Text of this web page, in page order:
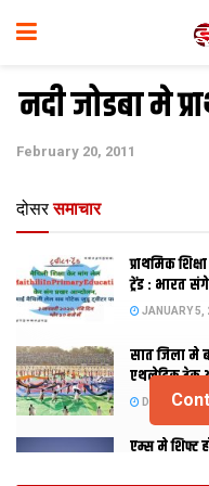
नदी जोडबा मे
February 20, 2011
दोसर समाचार
प्राथमिक
ट्रेंड : भारत
JANUARY 5,
सात जिला मे
एथलेटिक ट्रेक
DECEMBER
एम्स मे शिफ्ट